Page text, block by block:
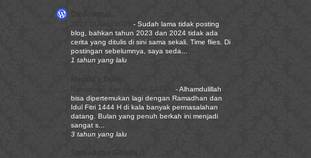
- Sudah lama tidak posting
blog, bahkan tahun 2023 dan 2024 tidak ada
cerita yang ditulis di sini sama sekali. Time flies. Di
postingan sebelumnya, saya seda...
1 tahun yang lalu
-Alhamdulillah
bisa dipertemukan lagi dengan Ramadhan dan
Idul Fitri 1444 H di kala banyak permasalahan
datang. Bulan yang penuh berkah ini menjadi
sangat s...
3 tahun yang lalu